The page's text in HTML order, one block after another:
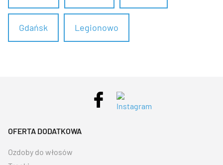
Gdańsk Legionowo
OFERTA DODATKOWA
Ozdoby do włosów